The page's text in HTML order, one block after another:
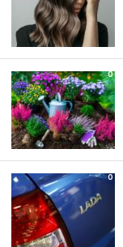
0
0